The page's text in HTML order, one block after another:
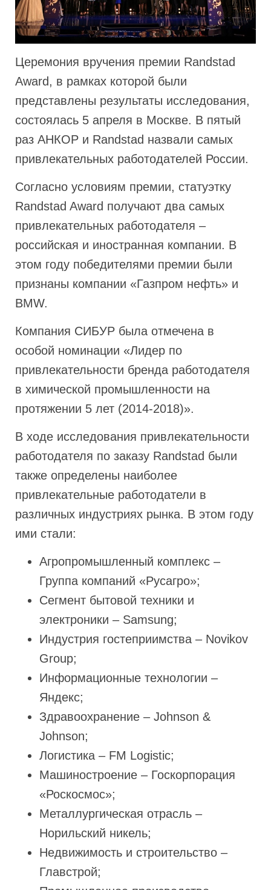
Церемония вручения премии Randstad
Award, в рамках которой были
представлены результаты исследования,
состоялась 5 апреля в Москве. В пятый
раз АНКОР и Randstad назвали самых
привлекательных работодателей России.
Согласно условиям премии, статуэтку
Randstad Award получают два самых
привлекательных работодателя –
российская и иностранная компании. В
этом году победителями премии были
признаны компании «Газпром нефть» и
BMW.
Компания CИБУР была отмечена в
особой номинации «Лидер по
привлекательности бренда работодателя
в химической промышленности на
протяжении 5 лет (2014-2018)».
В ходе исследования привлекательности
работодателя по заказу Randstad были
также определены наиболее
привлекательные работодатели в
различных индустриях рынка. В этом году
ими стали:
Агропромышленный комплекс –
Группа компаний «Русагро»;
Сегмент бытовой техники и
электроники – Samsung;
Индустрия гостеприимства – Novikov
Group;
Информационные технологии –
Яндекс;
Здравоохранение – Johnson &
Johnson;
Логистика – FM Logistic;
Машиностроение – Госкорпорация
«Роскосмос»;
Металлургическая отрасль –
Норильский никель;
Недвижимость и строительство –
Главстрой;